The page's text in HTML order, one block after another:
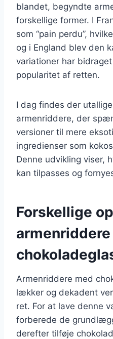
blandet, begyndte
forskellige former. I
som “pain perdu”,
og i England blev den
variationer har
popularitet af retten.
I dag findes der
armenriddere, der
versioner til mere
ingredienser som
Denne udvikling viser,
kan tilpasses og
Forskellige
Armenriddere med
lækker og dekadent
ret. For at lave denne
forberede de
derefter tilføje